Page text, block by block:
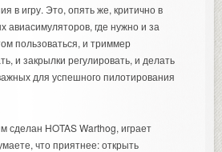
в игру. Это, опять же, критично в
авиасимуляторов, где нужно и за
пользоваться, и триммер
и закрылки регулировать, и делать
для успешного пилотирования
сделан HOTAS Warthog, играет
что приятнее: открыть